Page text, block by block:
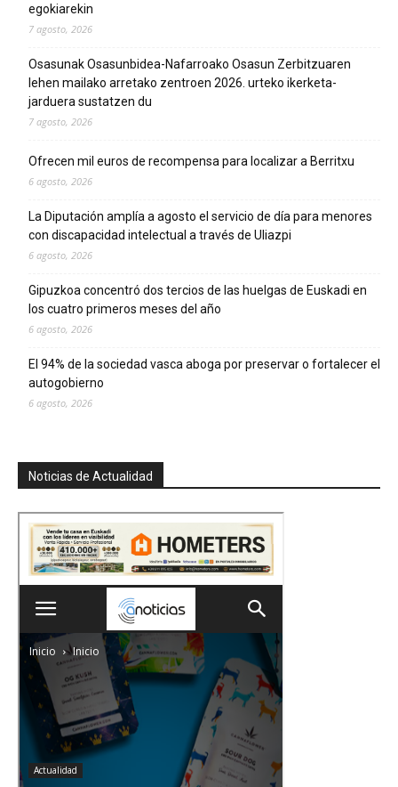
egokiarekin
7 agosto, 2026
Osasunak Osasunbidea-Nafarroako Osasun Zerbitzuaren
lehen mailako arretako zentroen 2026. urteko ikerketa-
jarduera sustatzen du
7 agosto, 2026
Ofrecen mil euros de recompensa para localizar a Berritxu
6 agosto, 2026
La Diputación amplía a agosto el servicio de día para menores
con discapacidad intelectual a través de Uliazpi
6 agosto, 2026
Gipuzkoa concentró dos tercios de las huelgas de Euskadi en
los cuatro primeros meses del año
6 agosto, 2026
El 94% de la sociedad vasca aboga por preservar o fortalecer el
autogobierno
6 agosto, 2026
Noticias de Actualidad